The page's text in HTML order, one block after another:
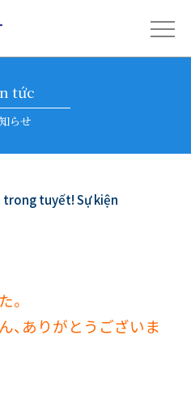
tức
らせ
tuyết! Sự kiện
。
、ありがとうございま